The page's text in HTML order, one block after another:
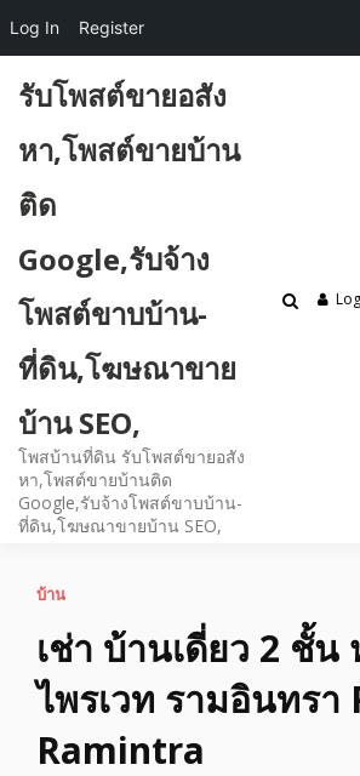
content
รับโพสต์ขายอสัง
หา,โพสต์ขายบ้าน
ติด
Google,รับจ้าง
โพสต์ขาบบ้าน-
ที่ดิน,โฆษณาขาย
บ้าน SEO,
โพสบ้านที่ดิน รับโพสต์ขายอสัง
หา,โพสต์ขายบ้านติด
Google,รับจ้างโพสต์ขาบบ้าน-
ที่ดิน,โฆษณาขายบ้าน SEO,
บ้าน
เช่า บ้านเดี่ยว 2 ชั้
ไพรเวท รามอินทรา
Ramintra
Log In Register